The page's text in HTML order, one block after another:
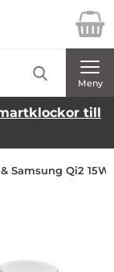
AB
Meny
till
Samsung Qi2 15W